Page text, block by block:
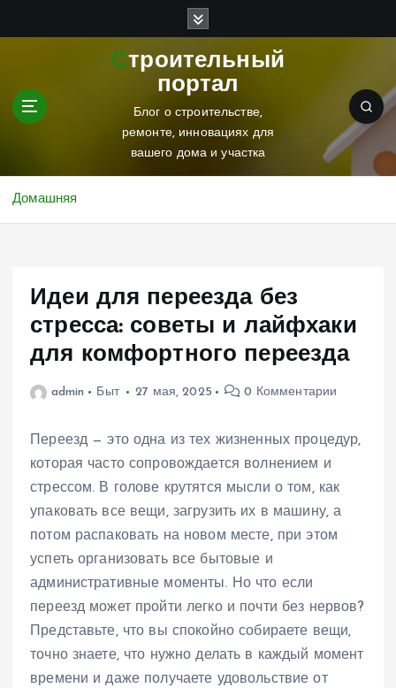
Строительный
портал
Блог о строительстве,
ремонте, инновациях для
вашего дома и участка
Домашняя
Идеи для переезда без
стресса: советы и лайфхаки
для комфортного переезда
admin Быт 27 мая, 2025 0 Комментарии
Переезд — это одна из тех жизненных процедур,
которая часто сопровождается волнением и
стрессом. В голове крутятся мысли о том, как
упаковать все вещи, загрузить их в машину, а
потом распаковать на новом месте, при этом
успеть организовать все бытовые и
административные моменты. Но что если
переезд может пройти легко и почти без нервов?
Представьте, что вы спокойно собираете вещи,
точно знаете, что нужно делать в каждый момент
времени и даже получаете удовольствие от